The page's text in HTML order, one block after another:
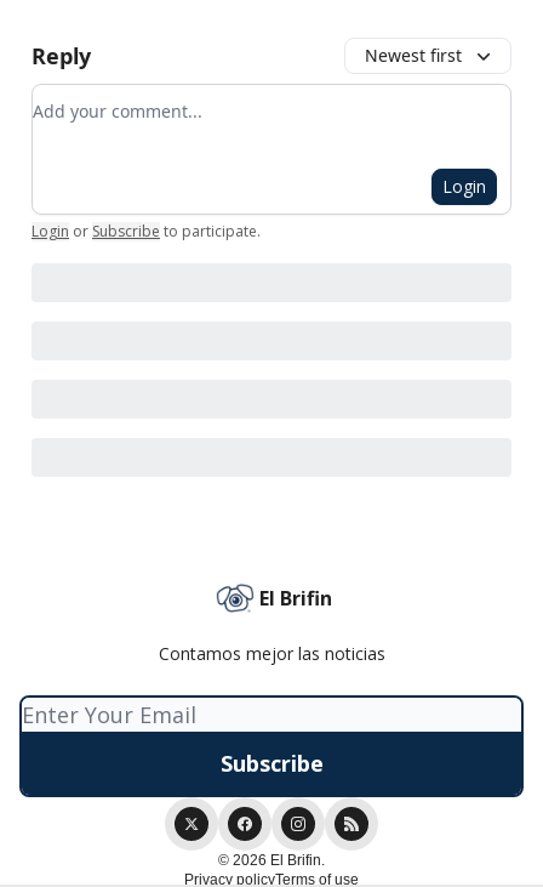
Reply Newest first
Add your comment
Login
Login or Subscribe to participate.
El Brifin
Contamos mejor las noticias
© 2026 El Brifin.
Privacy policyTerms of use